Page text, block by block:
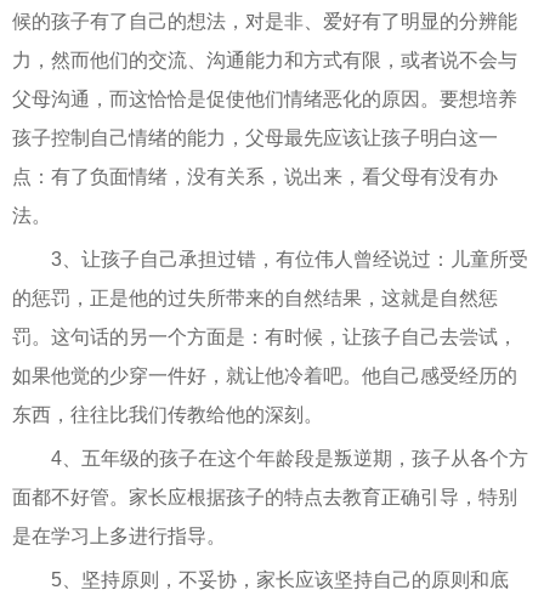
候的孩子有了自己的想法，对是非、爱好有了明显的分辨能
力，然而他们的交流、沟通能力和方式有限，或者说不会与
父母沟通，而这恰恰是促使他们情绪恶化的原因。要想培养
孩子控制自己情绪的能力，父母最先应该让孩子明白这一
点：有了负面情绪，没有关系，说出来，看父母有没有办
法。
3、让孩子自己承担过错，有位伟人曾经说过：儿童所受
的惩罚，正是他的过失所带来的自然结果，这就是自然惩
罚。这句话的另一个方面是：有时候，让孩子自己去尝试，
如果他觉的少穿一件好，就让他冷着吧。他自己感受经历的
东西，往往比我们传教给他的深刻。
4、五年级的孩子在这个年龄段是叛逆期，孩子从各个方
面都不好管。家长应根据孩子的特点去教育正确引导，特别
是在学习上多进行指导。
5、坚持原则，不妥协，家长应该坚持自己的原则和底